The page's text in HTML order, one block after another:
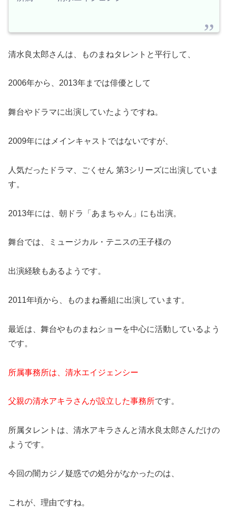
清水良太郎さんは、ものまねタレントと平行して、
2006年から、2013年までは俳優として
舞台やドラマに出演していたようですね。
2009年にはメインキャストではないですが、
人気だったドラマ、ごくせん 第3シリーズに出演していま
す。
2013年には、朝ドラ「あまちゃん」にも出演。
舞台では、ミュージカル・テニスの王子様の
出演経験もあるようです。
2011年頃から、ものまね番組に出演しています。
最近は、舞台やものまねショーを中心に活動しているよう
です。
所属事務所は、清水エイジェンシー
父親の清水アキラさんが設立した事務所です。
所属タレントは、清水アキラさんと清水良太郎さんだけの
ようです。
今回の闇カジノ疑惑での処分がなかったのは、
これが、理由ですね。